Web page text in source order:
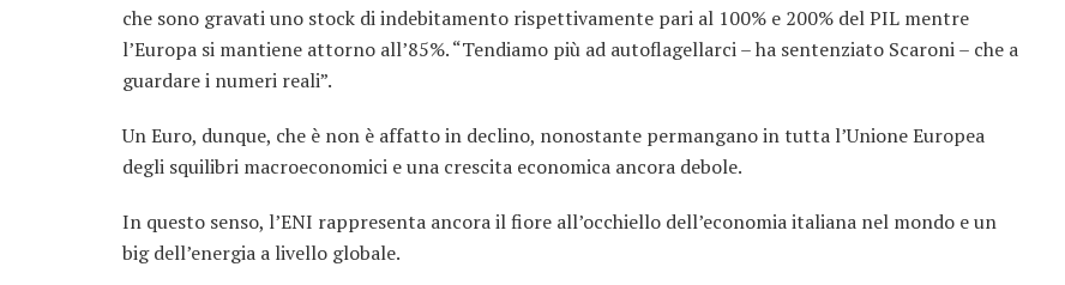
che sono gravati uno stock di indebitamento rispettivamente pari al 100% e 200% del PIL mentre
l’Europa si mantiene attorno all’85%. “Tendiamo più ad autoflagellarci – ha sentenziato Scaroni – che a
guardare i numeri reali”.
Un Euro, dunque, che è non è affatto in declino, nonostante permangano in tutta l’Unione Europea
degli squilibri macroeconomici e una crescita economica ancora debole.
In questo senso, l’ENI rappresenta ancora il fiore all’occhiello dell’economia italiana nel mondo e un
big dell’energia a livello globale.